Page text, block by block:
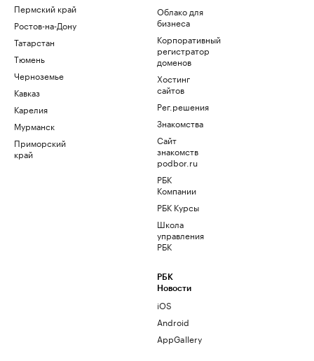
Пермский край
Ростов-на-Дону
Татарстан
Тюмень
Черноземье
Кавказ
Карелия
Мурманск
Приморский
край
Облако для
бизнеса
Корпоративный
регистратор
доменов
Хостинг
сайтов
Рег.решения
Знакомства
Сайт
знакомств
podbor.ru
РБК
Компании
РБК Курсы
Школа
управления
РБК
РБК
Новости
iOS
Android
AppGallery